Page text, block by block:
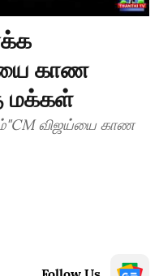
காண
மக்கள்
விஜய்யை காண